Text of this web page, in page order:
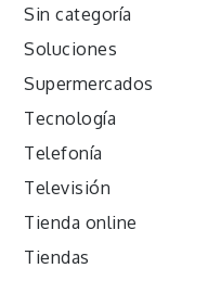
Sin categoría
Soluciones
Supermercados
Tecnología
Telefonía
Televisión
Tienda online
Tiendas